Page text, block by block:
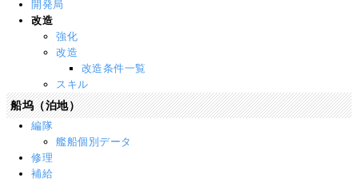
開発局
改造
強化
改造
改造条件一覧
スキル
船坞（泊地）
編隊
艦船個別データ
修理
補給